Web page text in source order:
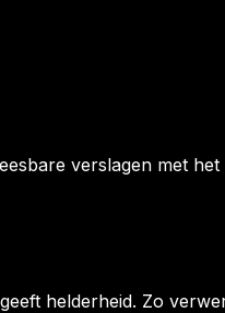
verslagen met
helderheid. Zo